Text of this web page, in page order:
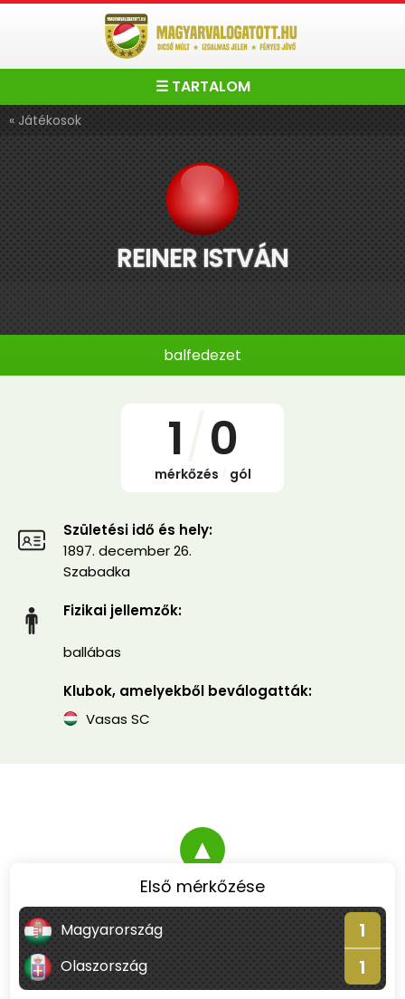
☰ TARTALOM
« Játékosok
REINER ISTVÁN
balfedezet
1 0
mérkőzés gól
Születési idő és hely:
1897. december 26.
Szabadka
Fizikai jellemzők:
ballábas
Klubok, amelyekből beválogatták:
Vasas SC
▲
Első mérkőzése
Magyarország 1
Olaszország 1